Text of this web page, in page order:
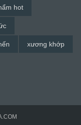
hot
xương khớp